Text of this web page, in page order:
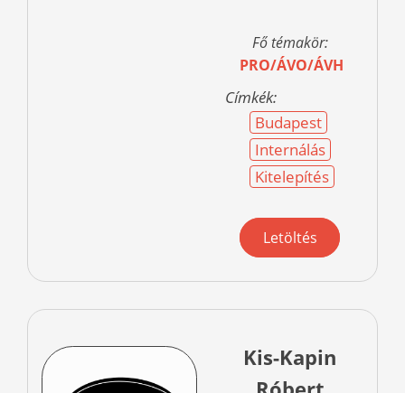
Fő témakör:
PRO/ÁVO/ÁVH
Címkék:
Budapest
Internálás
Kitelepítés
Letöltés
Kis-Kapin